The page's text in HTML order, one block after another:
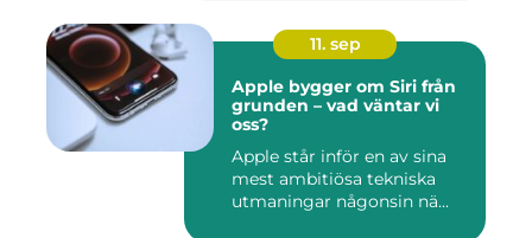
11. sep
Apple bygger om Siri från
grunden – vad väntar vi
oss?
Apple står inför en av sina
mest ambitiösa tekniska
utmaningar någonsin nä...